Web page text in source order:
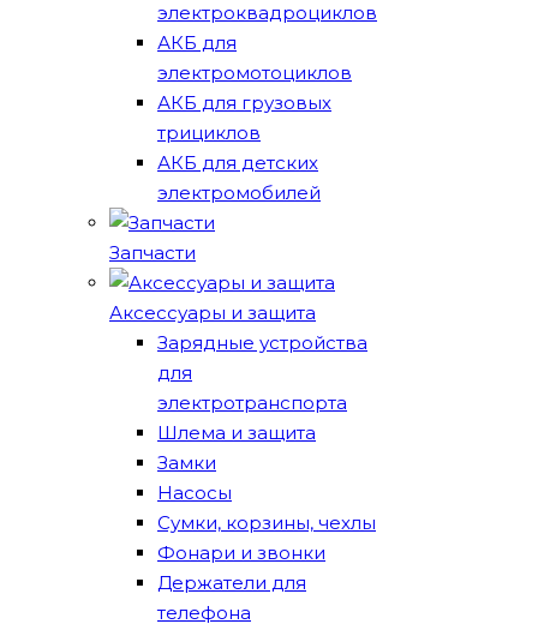
электроквадроциклов
АКБ для
электромотоциклов
АКБ для грузовых
трициклов
АКБ для детских
электромобилей
Запчасти
Аксессуары и защита
Зарядные устройства
для
электротранспорта
Шлема и защита
Замки
Насосы
Сумки, корзины, чехлы
Фонари и звонки
Держатели для
телефона